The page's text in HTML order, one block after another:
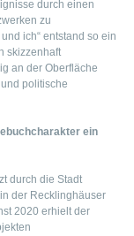
durch einen
zu
ich“ entstand so ein
skizzenhaft
an der Oberfläche
politische
ein
durch die Stadt
der Recklinghäuser
2020 erhielt der